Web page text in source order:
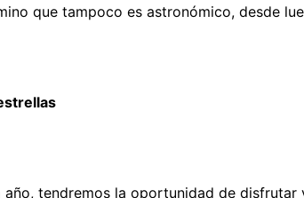
que tampoco es astronómico, desde
año, tendremos la oportunidad de